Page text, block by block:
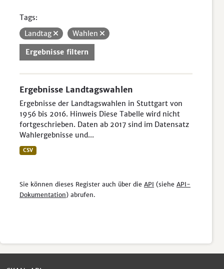
Tags:
Landtag
Wahlen
Ergebnisse filtern
Ergebnisse Landtagswahlen
Ergebnisse der Landtagswahlen in Stuttgart von
1956 bis 2016. Hinweis Diese Tabelle wird nicht
fortgeschrieben. Daten ab 2017 sind im Datensatz
Wahlergebnisse und...
CSV
Sie können dieses Register auch über die API (siehe API-
Dokumentation) abrufen.